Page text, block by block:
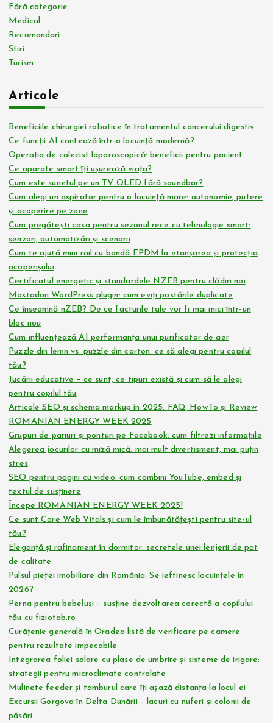
Fără categorie
Medical
Recomandari
Stiri
Turism
Articole
Beneficiile chirurgiei robotice în tratamentul cancerului digestiv
Ce funcții AI contează într-o locuință modernă?
Operația de colecist laparoscopică: beneficii pentru pacient
Ce aparate smart îți ușurează viața?
Cum este sunetul pe un TV QLED fără soundbar?
Cum alegi un aspirator pentru o locuință mare: autonomie, putere
și acoperire pe zone
Cum pregătești casa pentru sezonul rece cu tehnologie smart:
senzori, automatizări și scenarii
Cum te ajută mini rail cu bandă EPDM la etanșarea și protecția
acoperișului
Certificatul energetic și standardele NZEB pentru clădiri noi
Mastodon WordPress plugin: cum eviți postările duplicate
Ce înseamnă nZEB? De ce facturile tale vor fi mai mici într-un
bloc nou
Cum influențează AI performanța unui purificator de aer
Puzzle din lemn vs. puzzle din carton: ce să alegi pentru copilul
tău?
Jucării educative – ce sunt, ce tipuri există și cum să le alegi
pentru copilul tău
Articole SEO și schema markup în 2025: FAQ, HowTo și Review
ROMANIAN ENERGY WEEK 2025
Grupuri de pariuri și ponturi pe Facebook: cum filtrezi informațiile
Alegerea jocurilor cu miză mică: mai mult divertisment, mai puțin
stres
SEO pentru pagini cu video: cum combini YouTube, embed și
textul de susținere
Începe ROMANIAN ENERGY WEEK 2025!
Ce sunt Core Web Vitals și cum le îmbunătățești pentru site-ul
tău?
Eleganță și rafinament în dormitor: secretele unei lenjerii de pat
de calitate
Pulsul pieței imobiliare din România. Se ieftinesc locuințele în
2026?
Perna pentru bebeluși – susține dezvoltarea corectă a copilului
tău cu fiziotab.ro
Curățenie generală în Oradea listă de verificare pe camere
pentru rezultate impecabile
Integrarea foliei solare cu plase de umbrire și sisteme de irigare:
strategii pentru microclimate controlate
Mulinete feeder și tamburul care îți așază distanța la locul ei
Excursii Gorgova în Delta Dunării – lacuri cu nuferi și colonii de
păsări